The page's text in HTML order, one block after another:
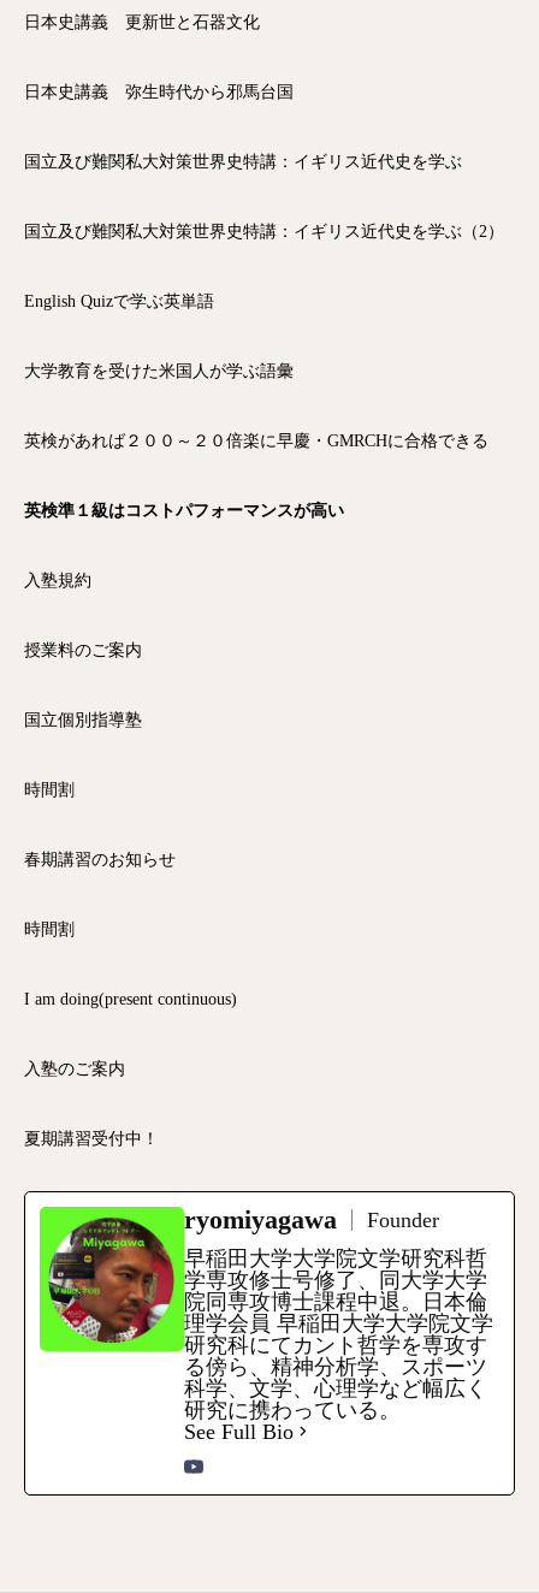
日本史講義 更新世と石器文化
日本史講義 弥生時代から邪馬台国
国立及び難関私大対策世界史特講：イギリス近代史を学ぶ
国立及び難関私大対策世界史特講：イギリス近代史を学ぶ（2）
English Quizで学ぶ英単語
大学教育を受けた米国人が学ぶ語彙
英検があれば２００～２０倍楽に早慶・GMRCHに合格できる
英検準１級はコストパフォーマンスが高い
入塾規約
授業料のご案内
国立個別指導塾
時間割
春期講習のお知らせ
時間割
I am doing(present continuous)
入塾のご案内
夏期講習受付中！
ryomiyagawa
Founder
早稲田大学大学院文学研究科哲
学専攻修士号修了、同大学大学
院同専攻博士課程中退。日本倫
理学会員 早稲田大学大学院文学
研究科にてカント哲学を専攻す
る傍ら、精神分析学、スポーツ
科学、文学、心理学など幅広く
研究に携わっている。
See Full Bio